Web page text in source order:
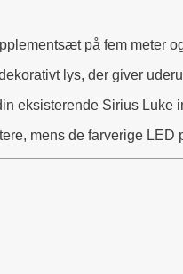
på fem meter
lys, der giver
eksisterende Sirius Luke
mens de farverige